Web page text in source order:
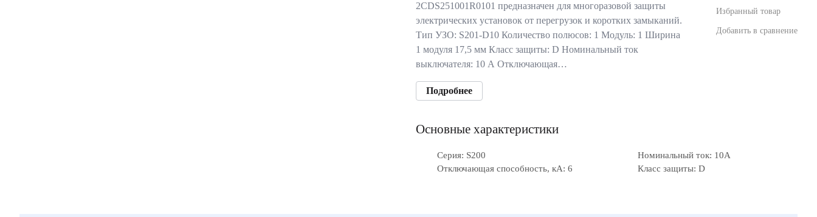
2CDS251001R0101 предназначен для многоразовой защиты
электрических установок от перегрузок и коротких замыканий.
Тип УЗО: S201-D10 Количество полюсов: 1 Модуль: 1 Ширина
1 модуля 17,5 мм Класс защиты: D Номинальный ток
выключателя: 10 А Отключающая…
Подробнее
Избранный товар
Добавить в сравнение
Основные характеристики
Серия: S200
Номинальный ток: 10А
Отключающая способность, кА: 6
Класс защиты: D